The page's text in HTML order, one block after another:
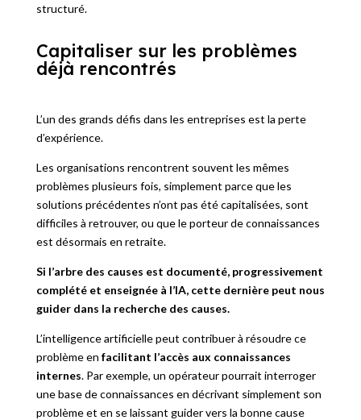
structuré.
Capitaliser sur les problèmes
déjà rencontrés
L’un des grands défis dans les entreprises est la perte
d’expérience.
Les organisations rencontrent souvent les mêmes
problèmes plusieurs fois, simplement parce que les
solutions précédentes n’ont pas été capitalisées, sont
difficiles à retrouver, ou que le porteur de connaissances
est désormais en retraite.
Si l’arbre des causes est documenté, progressivement
complété et enseignée à l’IA, cette dernière peut nous
guider dans la recherche des causes.
L’intelligence artificielle peut contribuer à résoudre ce
problème en facilitant l’accès aux connaissances
internes. Par exemple, un opérateur pourrait interroger
une base de connaissances en décrivant simplement son
problème et en se laissant guider vers la bonne cause